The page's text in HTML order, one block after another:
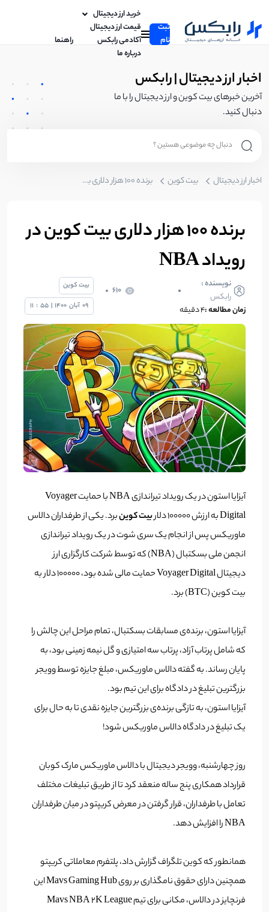
ثبت
نام
خرید ارز دیجیتال
قیمت ارز دیجیتال
آکادمی رابکس
راهنما
درباره ما
اخبار ارز دیجیتال | رابکس
آخرین خبرهای بیت کوین و ارز دیجیتال را با ما
دنبال کنید.
اخبار ارز دیجیتال بیت کوین برنده 100 هزار دلاری بیت کوین در رویداد NBA
برنده 100 هزار دلاری بیت کوین در
رویداد NBA
نویسنده :
رابکس
610
زمان مطالعه :۴ دقیقه
بیت کوین
09 آبان 1400
|
55
:
11
آیزایا استون در یک رویداد تیراندازی NBA با حمایت Voyager
Digital به ارزش 100000 دلار
بیت کوینبرد. یکی از طرفداران دالاس
ماوریکس پس از انجام یک سری شوت در یک رویداد تیراندازی
انجمن ملی بسکتبال (NBA) که توسط شرکت کارگزاری ارز
دیجیتال Voyager Digital حمایت مالی شده بود، 100000 دلار به
بیت کوین (BTC) برد.
آیزایا استون، برنده‌ی مسابقات بسکتبال، تمام مراحل این چالش را
که شامل پرتاب آزاد، پرتاب سه امتیازی و گل نیمه زمینی بود، به
پایان رساند. به گفته دالاس ماوریکس، مبلغ جایزه توسط وویجر
بزرگترین تبلیغ در دادگاه برای این تیم بود.
آیزایا استون، به تازگی برنده‌ی بزرگترین جایزه نقدی تا به حال برای
یک تبلیغ در دادگاه دالاس ماوریکس شود!
روز چهارشنبه، وویجر دیجیتال با دالاس ماوریکس مارک کوبان
قرارداد همکاری پنج ساله منعقد کرد تا از طریق تبلیغات مختلف
تعامل با طرفداران، قرار گرفتن در معرض کریپتو در میان طرفداران
NBA را افزایش دهد.
همانطور که کوین تلگراف گزارش داد، پلتفرم معاملاتی کریپتو
همچنین دارای حقوق نامگذاری بر روی Mavs Gaming Hub این
فرنچایز در دالاس، مکانی برای تیم Mavs NBA 2K League